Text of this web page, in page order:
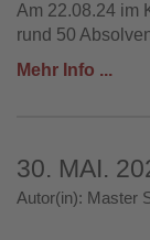
Am 22.08.24 im
rund 50
Mehr Info ...
30. MAI.
Autor(in): Master